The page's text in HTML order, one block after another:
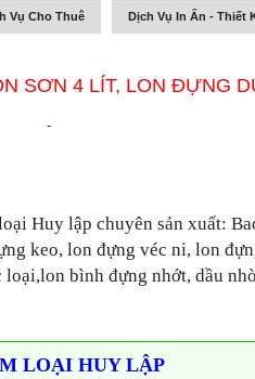
Vụ Cho Thuê Dịch Vụ In Ấn - Thiết
SƠN 4 LÍT, LON ĐỰNG
-
Huy lập chuyên sản xuất:
keo, lon đựng véc ni, lon
bình đựng nhớt, dầu
LOẠI HUY LẬP